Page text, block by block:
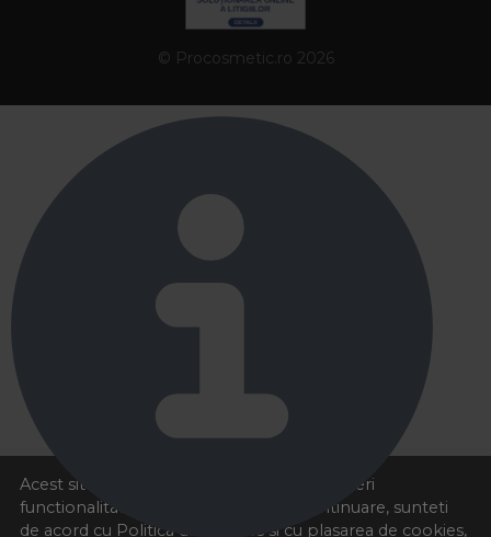
Acest site foloseste cookies pentru a va oferi
functionalitatea dorita. Navigand in continuare, sunteti
de acord cu Politica de cookies si cu plasarea de cookies,
© Procosmetic.ro 2026